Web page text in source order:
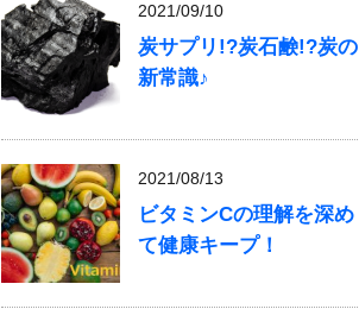
2021/09/10
炭サプリ!?炭石鹸!?炭の
新常識♪
2021/08/13
ビタミンCの理解を深め
て健康キープ！